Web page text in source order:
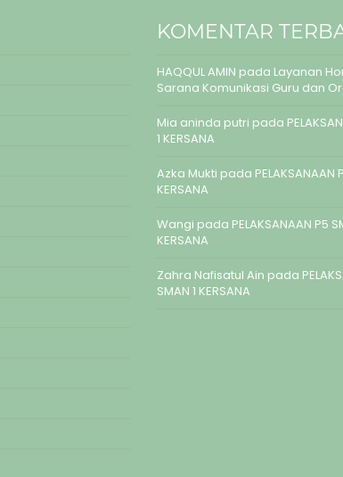
KOMENTAR
HAQQUL AMIN pada Layanan
Sarana Komunikasi Guru dan
Mia aninda putri pada
1 KERSANA
Azka Mukti pada PELAKSANAAN
KERSANA
Wangi pada PELAKSANAAN P5
KERSANA
Zahra Nafisatul Ain pada
SMAN 1 KERSANA